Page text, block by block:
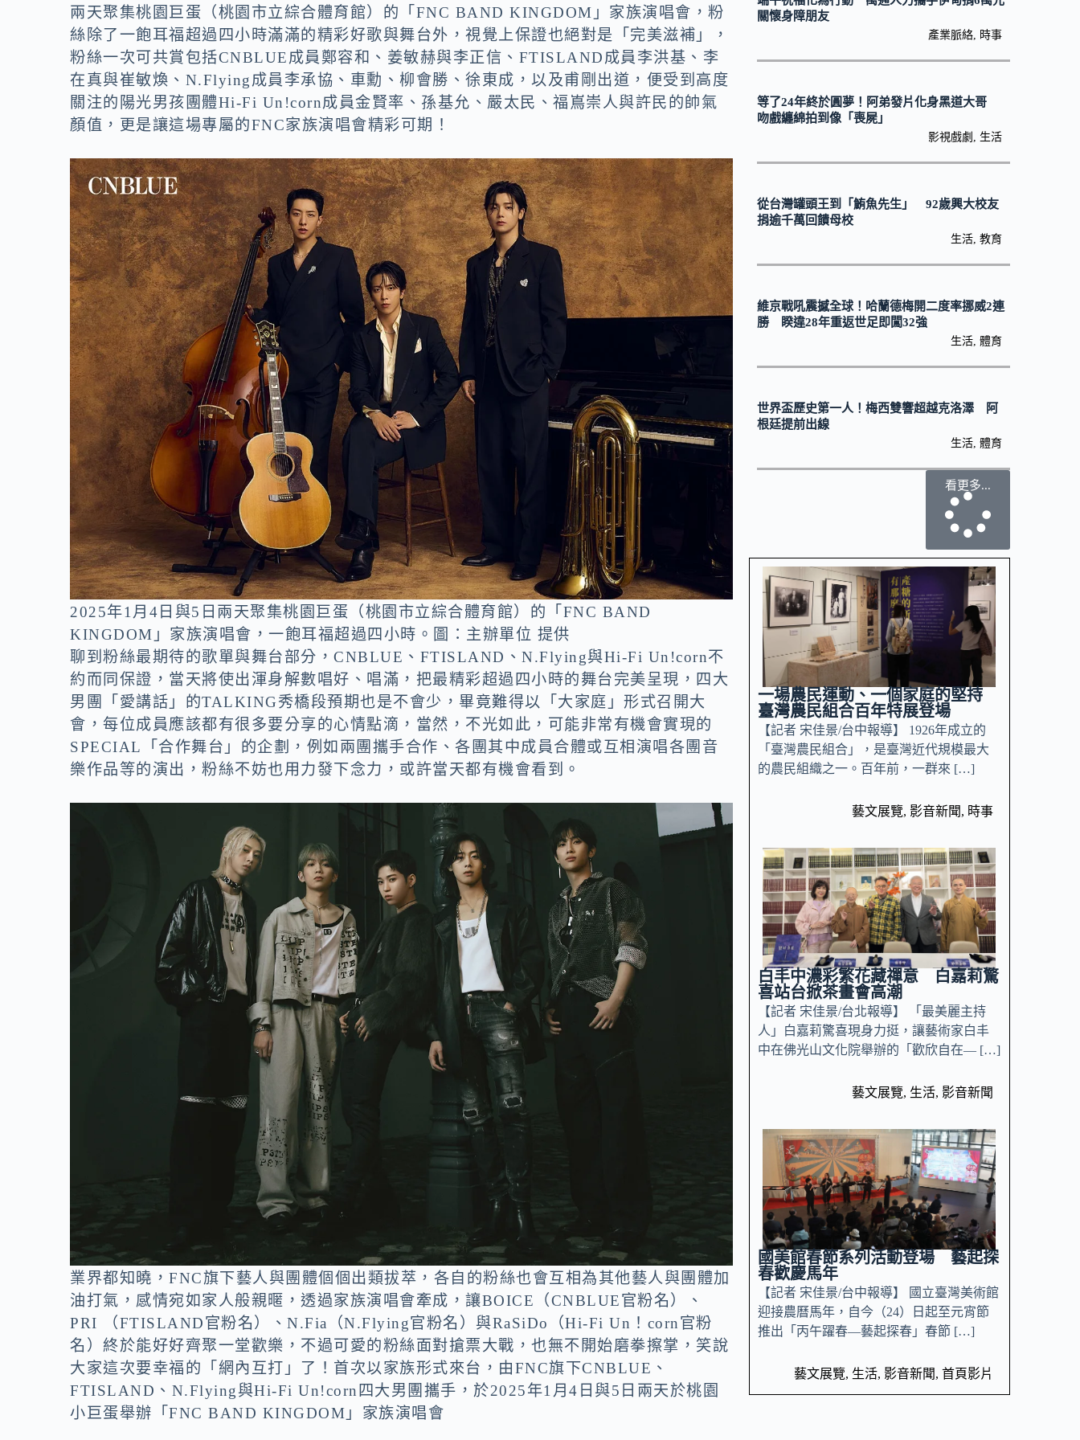
o
k
n
k
兩天聚集桃園巨蛋（桃園市立綜合體育館）的「FNC BAND KINGDOM」家族演唱會，粉
絲除了一飽耳福超過四小時滿滿的精彩好歌與舞台外，視覺上保證也絕對是「完美滋補」，
粉絲一次可共賞包括CNBLUE成員鄭容和、姜敏赫與李正信、FTISLAND成員李洪基、李
在真與崔敏煥、N.Flying成員李承協、車勳、柳會勝、徐東成，以及甫剛出道，便受到高度
關注的陽光男孩團體Hi-Fi Un!corn成員金賢率、孫基允、嚴太民、福嶌崇人與許民的帥氣
顏值，更是讓這場專屬的FNC家族演唱會精彩可期！
2025年1月4日與5日兩天聚集桃園巨蛋（桃園市立綜合體育館）的「FNC BAND
KINGDOM」家族演唱會，一飽耳福超過四小時。圖：主辦單位 提供
聊到粉絲最期待的歌單與舞台部分，CNBLUE、FTISLAND、N.Flying與Hi-Fi Un!corn不
約而同保證，當天將使出渾身解數唱好、唱滿，把最精彩超過四小時的舞台完美呈現，四大
男團「愛講話」的TALKING秀橋段預期也是不會少，畢竟難得以「大家庭」形式召開大
會，每位成員應該都有很多要分享的心情點滴，當然，不光如此，可能非常有機會實現的
SPECIAL「合作舞台」的企劃，例如兩團攜手合作、各團其中成員合體或互相演唱各團音
樂作品等的演出，粉絲不妨也用力發下念力，或許當天都有機會看到。
業界都知曉，FNC旗下藝人與團體個個出類拔萃，各自的粉絲也會互相為其他藝人與團體加
油打氣，感情宛如家人般親暱，透過家族演唱會牽成，讓BOICE（CNBLUE官粉名）、
PRI （FTISLAND官粉名）、N.Fia（N.Flying官粉名）與RaSiDo（Hi-Fi Un！corn官粉
名）終於能好好齊聚一堂歡樂，不過可愛的粉絲面對搶票大戰，也無不開始磨拳擦掌，笑說
大家這次要幸福的「網內互打」了！首次以家族形式來台，由FNC旗下CNBLUE、
FTISLAND、N.Flying與Hi-Fi Un!corn四大男團攜手，於2025年1月4日與5日兩天於桃園
小巨蛋舉辦「FNC BAND KINGDOM」家族演唱會
關懷身障朋友
產業脈絡, 時事
等了24年終於圓夢！阿弟發片化身黑道大哥
吻戲纏綿拍到像「喪屍」
影視戲劇 , 生活
從台灣罐頭王到「鮪魚先生」 92歲興大校友
捐逾千萬回饋母校
生活, 教育
維京戰吼震撼全球！哈蘭德梅開二度率挪威2連
勝 睽違28年重返世足即闖32強
生活, 體育
世界盃歷史第一人！梅西雙響超越克洛澤 阿
根廷提前出線
生活, 體育
看更多...
一場農民運動、一個家庭的堅持
臺灣農民組合百年特展登場
【記者 宋佳景/台中報導】 1926年成立的
「臺灣農民組合」，是臺灣近代規模最大
的農民組織之一。百年前，一群來 […]
藝文展覽, 影音新聞, 時事
白丰中濃彩繁花藏禪意 白嘉莉驚
喜站台掀茶畫會高潮
【記者 宋佳景/台北報導】 「最美麗主持
人」白嘉莉驚喜現身力挺，讓藝術家白丰
中在佛光山文化院舉辦的「歡欣自在— […]
藝文展覽, 生活, 影音新聞
國美館春節系列活動登場 藝起探
春歡慶馬年
【記者 宋佳景/台中報導】 國立臺灣美術館
迎接農曆馬年，自今（24）日起至元宵節
推出「丙午躍春—藝起探春」春節 […]
藝文展覽, 生活, 影音新聞, 首頁影片